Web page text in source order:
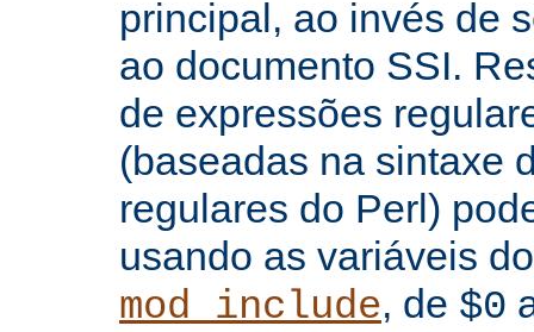
principal, ao invés de
ao documento SSI.
de expressões
(baseadas na sintaxe
regulares do Perl)
usando as variáveis
mod_include, de $0